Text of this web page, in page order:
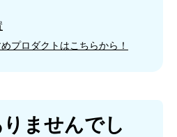
プロダクトはこちらから！
ませんでし